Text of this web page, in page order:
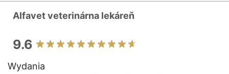
Alfavet veterinárna lekáreň
9.6
Wydania